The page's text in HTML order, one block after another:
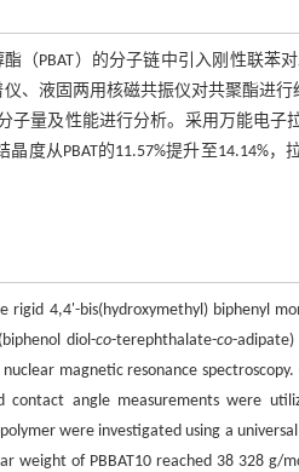
（PBAT）的分子链中引入刚性联苯
、液固两用核磁共振仪对共聚酯进
量及性能进行分析。采用万能电子
度从PBAT的11.57%提升至14.14%
rigid 4,4'-bis(hydroxymethyl) biphenyl
diol-co-terephthalate-co-adipate)
magnetic resonance
contact angle measurements were
were investigated using a
weight of PBBAT10 reached 38 328 g/